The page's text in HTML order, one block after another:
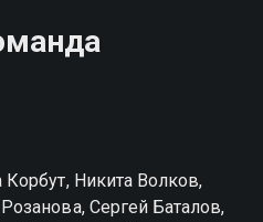
Корбут, Никита Волков,
Сергей Баталов,